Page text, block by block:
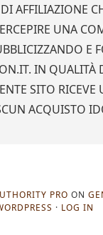
AFFILIAZIONE
UNA
E
IN QUALITÀ
SITO
ACQUISTO
PRO ON
· LOG IN